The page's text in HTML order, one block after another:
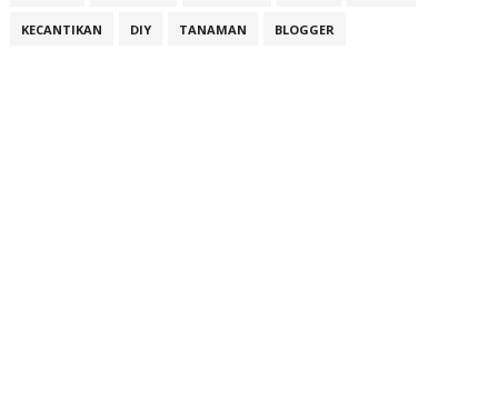
KECANTIKAN DIY TANAMAN BLOGGER